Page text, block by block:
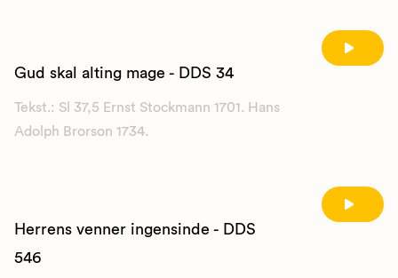
Gud skal alting mage - DDS 34
Tekst.: Sl 37,5 Ernst Stockmann 1701. Hans
Adolph Brorson 1734.
Herrens venner ingensinde - DDS
546